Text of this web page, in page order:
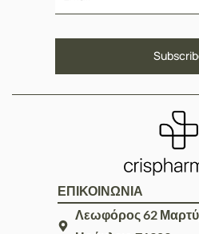
ΕΠΙΚΟΙΝΩΝΙΑ
Λεωφόρος 62